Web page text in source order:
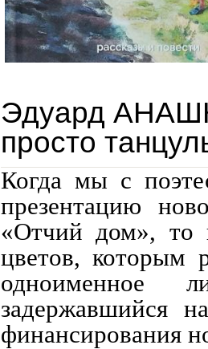
Эдуард
просто
Когда мы с
презентацию
«Отчий дом», то
цветов, которым
одноименное
задержавшийся
финансирования